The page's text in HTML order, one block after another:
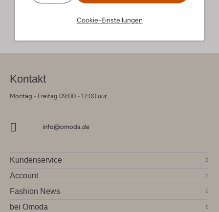
Cookie-Einstellungen
Kontakt
Montag - Freitag 09:00 - 17:00 uur
info@omoda.de
Kundenservice
Account
Fashion News
bei Omoda